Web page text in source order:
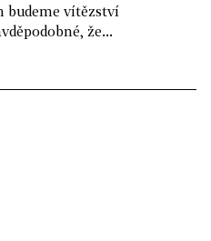
budeme vítězství
že...